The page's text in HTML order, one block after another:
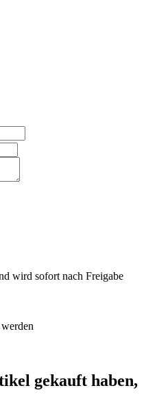
wird sofort nach Freigabe
gekauft haben,